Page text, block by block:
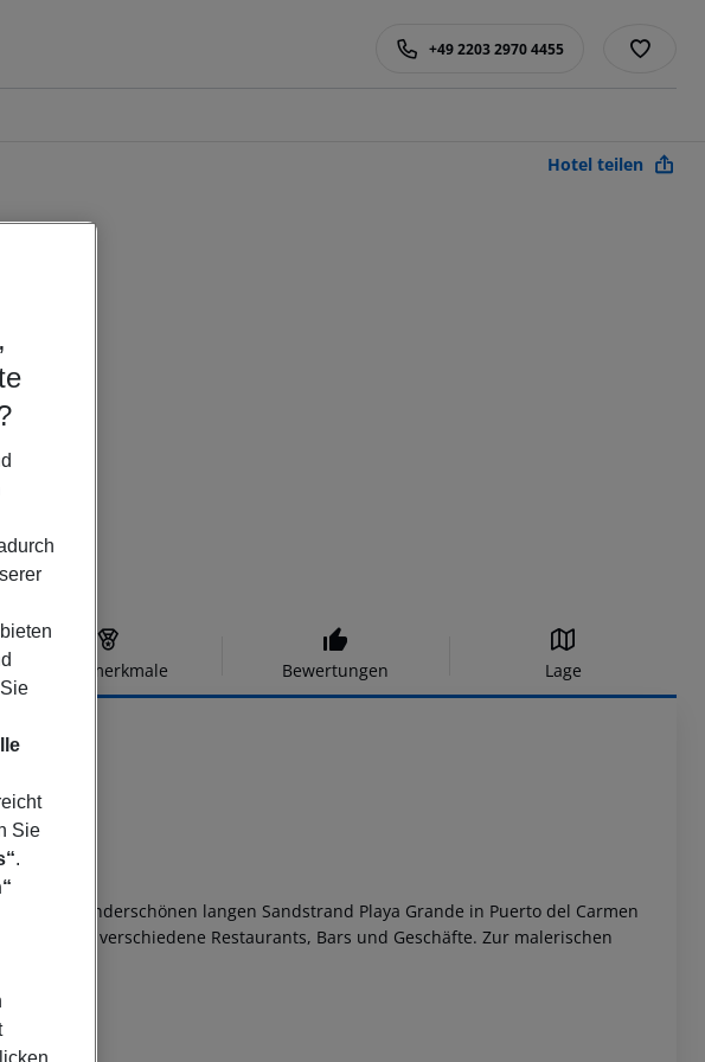
+49 2203 2970 4455
Hotel teilen
Hotelmerkmale Bewertungen Lage
vom wunderschönen langen Sandstrand Playa Grande in Puerto del Carmen
verschiedene Restaurants, Bars und Geschäfte. Zur malerischen
ca. 8 km.
Sie
.